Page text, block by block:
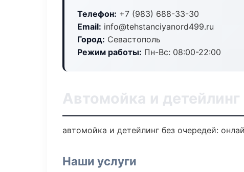
Телефон: +7 (983) 688-33-30
Email: info@tehstanciyanord499.ru
Город: Севастополь
Режим работы: Пн-Вс: 08:00-22:00
Автомойка и
автомойка и детейлинг без очередей:
Наши услуги